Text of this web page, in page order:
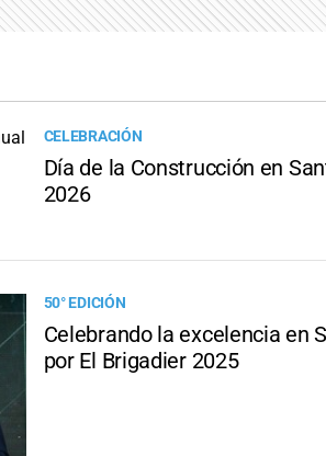
CELEBRACIÓN
Día de la Construcción en
2026
50° EDICIÓN
Celebrando la excelencia en
por El Brigadier 2025